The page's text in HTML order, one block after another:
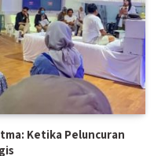
Ketika Peluncuran